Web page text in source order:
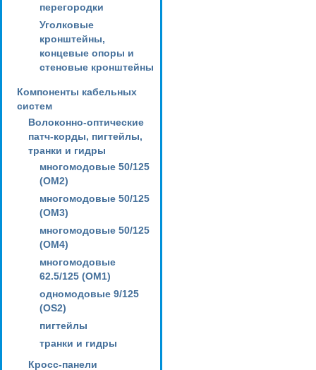
перегородки
Уголковые
кронштейны,
концевые опоры и
стеновые кронштейны
Компоненты кабельных
систем
Волоконно-оптические
патч-корды, пигтейлы,
транки и гидры
многомодовые 50/125
(OM2)
многомодовые 50/125
(OM3)
многомодовые 50/125
(OM4)
многомодовые
62.5/125 (OM1)
одномодовые 9/125
(OS2)
пигтейлы
транки и гидры
Кросс-панели